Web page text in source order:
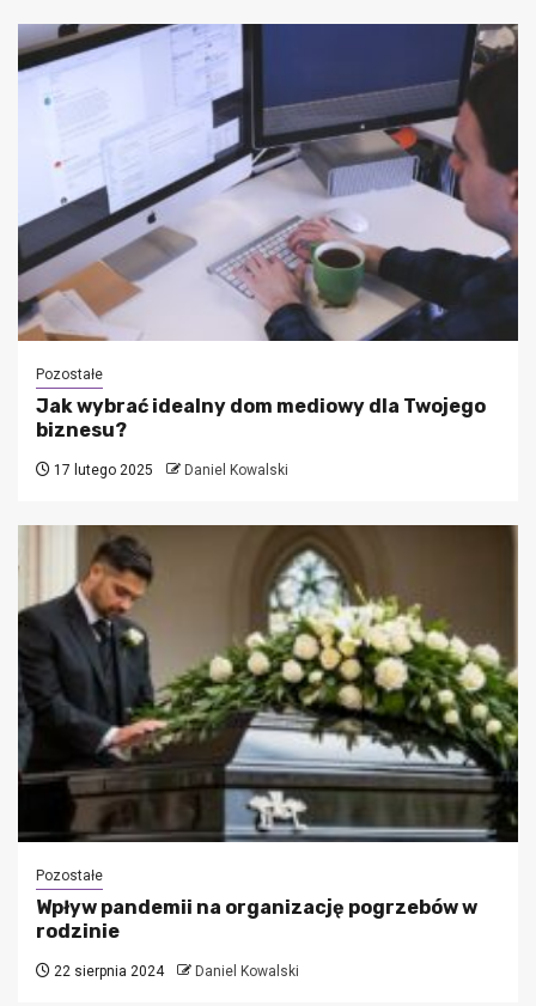
Pozostałe
Jak wybrać idealny dom mediowy dla Twojego
biznesu?
17 lutego 2025 Daniel Kowalski
Pozostałe
Wpływ pandemii na organizację pogrzebów w
rodzinie
22 sierpnia 2024 Daniel Kowalski